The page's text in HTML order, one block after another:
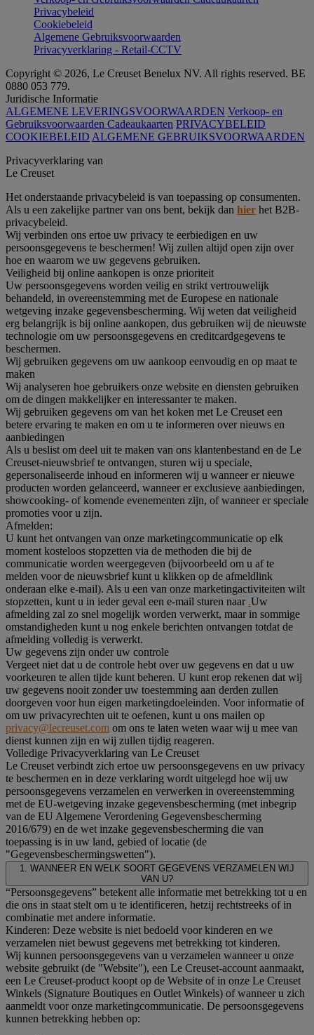
Privacybeleid
Cookiebeleid
Algemene Gebruiksvoorwaarden
Privacyverklaring - Retail-CCTV
Copyright © 2026, Le Creuset Benelux NV. All rights reserved. BE
0880 053 779.
Juridische Informatie
ALGEMENE LEVERINGSVOORWAARDEN Verkoop- en
Gebruiksvoorwaarden Cadeaukaarten PRIVACYBELEID
COOKIEBELEID ALGEMENE GEBRUIKSVOORWAARDEN
Privacyverklaring van
Le Creuset
Het onderstaande privacybeleid is van toepassing op consumenten.
Als u een zakelijke partner van ons bent, bekijk dan hier het B2B-
privacybeleid.
Wij verbinden ons ertoe uw privacy te eerbiedigen en uw
persoonsgegevens te beschermen! Wij zullen altijd open zijn over
hoe en waarom we uw gegevens gebruiken.
Veiligheid bij online aankopen is onze prioriteit
Uw persoonsgegevens worden veilig en strikt vertrouwelijk
behandeld, in overeenstemming met de Europese en nationale
wetgeving inzake gegevensbescherming. Wij weten dat veiligheid
erg belangrijk is bij online aankopen, dus gebruiken wij de nieuwste
technologie om uw persoonsgegevens en creditcardgegevens te
beschermen.
Wij gebruiken gegevens om uw aankoop eenvoudig en op maat te
maken
Wij analyseren hoe gebruikers onze website en diensten gebruiken
om de dingen makkelijker en interessanter te maken.
Wij gebruiken gegevens om van het koken met Le Creuset een
betere ervaring te maken en om u te informeren over nieuws en
aanbiedingen
Als u beslist om deel uit te maken van ons klantenbestand en de Le
Creuset-nieuwsbrief te ontvangen, sturen wij u speciale,
gepersonaliseerde inhoud en informeren wij u wanneer er nieuwe
producten worden gelanceerd, wanneer er exclusieve aanbiedingen,
showcooking- of komende evenementen zijn, of wanneer er speciale
promoties voor u zijn.
Afmelden:
U kunt het ontvangen van onze marketingcommunicatie op elk
moment kosteloos stopzetten via de methoden die bij de
communicatie worden weergegeven (bijvoorbeeld om u af te
melden voor de nieuwsbrief kunt u klikken op de afmeldlink
onderaan elke e-mail). Als u een van onze marketingactiviteiten wilt
stopzetten, kunt u in ieder geval een e-mail sturen naar .Uw
afmelding zal zo snel mogelijk worden verwerkt, maar in sommige
omstandigheden kunt u nog enkele berichten ontvangen totdat de
afmelding volledig is verwerkt.
Uw gegevens zijn onder uw controle
Vergeet niet dat u de controle hebt over uw gegevens en dat u uw
voorkeuren te allen tijde kunt beheren. U kunt erop rekenen dat wij
uw gegevens nooit zonder uw toestemming aan derden zullen
doorgeven voor hun eigen marketingdoeleinden. Voor informatie of
om uw privacyrechten uit te oefenen, kunt u ons mailen op
privacy@lecreuset.com om ons te laten weten waar wij u mee van
dienst kunnen zijn en wij zullen tijdig reageren.
Volledige Privacyverklaring van Le Creuset
Le Creuset verbindt zich ertoe uw persoonsgegevens en uw privacy
te beschermen en in deze verklaring wordt uitgelegd hoe wij uw
persoonsgegevens verzamelen en verwerken in overeenstemming
met de EU-wetgeving inzake gegevensbescherming (met inbegrip
van de EU Algemene Verordening Gegevensbescherming
2016/679) en de wet inzake gegevensbescherming die van
toepassing is in uw land, gebied of locatie (de
"Gegevensbeschermingswetten").
1. WANNEER EN WELK SOORT GEGEVENS VERZAMELEN WIJ
VAN U?
“Persoonsgegevens” betekent alle informatie met betrekking tot u en
die ons in staat stelt om u te identificeren, hetzij rechtstreeks of in
combinatie met andere informatie.
Kinderen: Deze website is niet bedoeld voor kinderen en we
verzamelen niet bewust gegevens met betrekking tot kinderen.
Wij kunnen persoonsgegevens van u verzamelen wanneer u onze
website gebruikt (de "Website"), een Le Creuset-account aanmaakt,
een Le Creuset-product koopt op de Website of in onze Le Creuset
Winkels (Signature Boutiques en Outlet Winkels) of wanneer u zich
aanmeldt voor onze marketingcommunicatie. De persoonsgegevens
kunnen betrekking hebben op: